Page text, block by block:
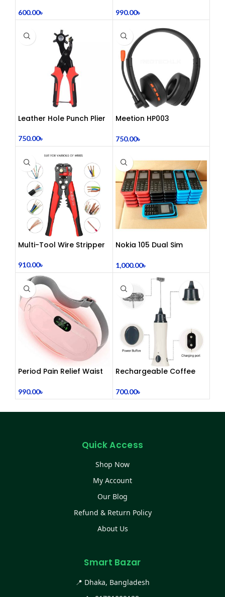
600.00৳ 990.00৳
Leather Hole Punch Plier
750.00৳
Meetion HP003
Noise Cancelling Mic –
Comfortable Office Call
Center Headphones |
Dual 3.5mm Jack | Soft
Ear Cushion | Durable
Wired Headset for
Laptop & PC
750.00৳
Multi-Tool Wire Stripper
910.00৳
Nokia 105 Dual Sim
1,000.00৳
Period Pain Relief Waist
990.00৳
Rechargeable Coffee
Foamer.
700.00৳
Quick Access
Shop Now
My Account
Our Blog
Refund & Return Policy
About Us
Smart Bazar
📍 Dhaka, Bangladesh